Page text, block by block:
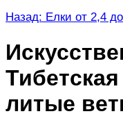
Назад: Елки от 2,4
литые